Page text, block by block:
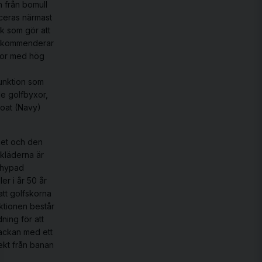
från bomull
närmast
som gör att
med hög
som
golfbyxor,
(Navy)
och den
är
i år 50 år
golfskorna
består
för att
med ett
från banan